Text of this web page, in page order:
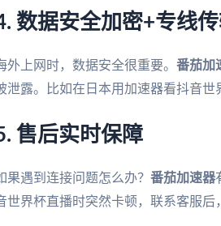
数据安全加密+专线
外上网时，数据安全很重要。 番茄加
泄露。比如在日本用加速器看抖音世
售后实时保障
果遇到连接问题怎么办？ 番茄加速器
世界杯直播时突然卡顿，联系客服后